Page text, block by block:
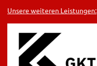
Unsere weiteren Leistungen: